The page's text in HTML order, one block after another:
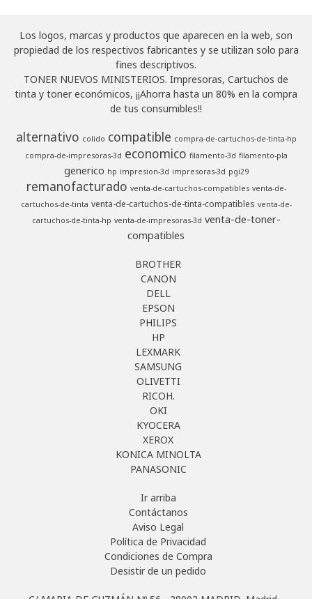
Los logos, marcas y productos que aparecen en la web, son
propiedad de los respectivos fabricantes y se utilizan solo para
fines descriptivos.
TONER NUEVOS MINISTERIOS. Impresoras, Cartuchos de
tinta y toner económicos, ¡¡Ahorra hasta un 80% en la compra
de tus consumibles!!
alternativo colido compatible compra-de-cartuchos-de-tinta-hp
compra-de-impresoras-3d economico filamento-3d filamento-pla
generico hp impresion-3d impresoras-3d pgi29
remanofacturado venta-de-cartuchos-compatibles venta-de-
cartuchos-de-tinta venta-de-cartuchos-de-tinta-compatibles venta-de-
cartuchos-de-tinta-hp venta-de-impresoras-3d venta-de-toner-
compatibles
BROTHER
CANON
DELL
EPSON
PHILIPS
HP
LEXMARK
SAMSUNG
OLIVETTI
RICOH.
OKI
KYOCERA
XEROX
KONICA MINOLTA
PANASONIC
Ir arriba
Contáctanos
Aviso Legal
Política de Privacidad
Condiciones de Compra
Desistir de un pedido